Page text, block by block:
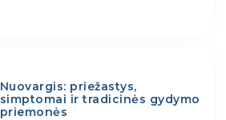
Nuovargis: priežastys,
simptomai ir tradicinės gydymo
priemonės